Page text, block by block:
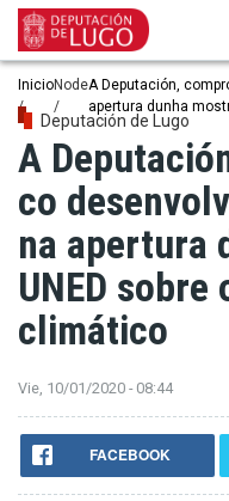
Pasar
contenido
principal
Ruta
de
navegación
InicioNodeA Deputación,
apertura dunha
Deputación de Lugo
A
co
na apertura
UNED sobre
climático
Vie, 10/01/2020 - 08:44
FACEBOOK